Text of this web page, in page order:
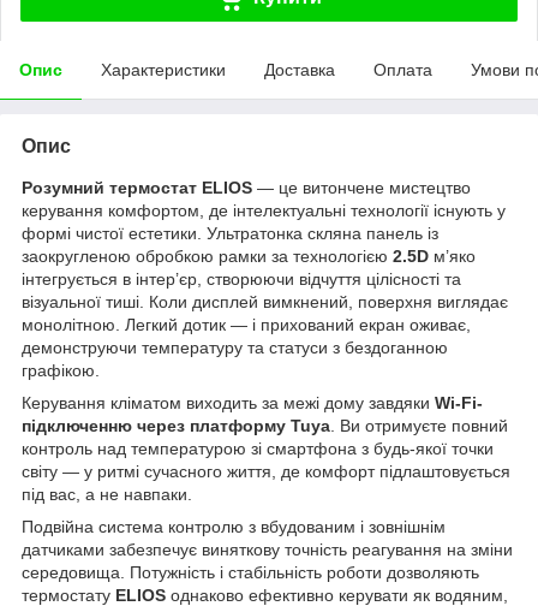
Опис Характеристики Доставка Оплата Умови
Опис
Розумний термостат ELIOS — це витончене мистецтво
керування комфортом, де інтелектуальні технології існують у
формі чистої естетики. Ультратонка скляна панель із
заокругленою обробкою рамки за технологією 2.5D м’яко
інтегрується в інтер’єр, створюючи відчуття цілісності та
візуальної тиші. Коли дисплей вимкнений, поверхня виглядає
монолітною. Легкий дотик — і прихований екран оживає,
демонструючи температуру та статуси з бездоганною
графікою.
Керування кліматом виходить за межі дому завдяки Wi-Fi-
підключенню через платформу Tuya . Ви отримуєте повний
контроль над температурою зі смартфона з будь-якої точки
світу — у ритмі сучасного життя, де комфорт підлаштовується
під вас, а не навпаки.
Подвійна система контролю з вбудованим і зовнішнім
датчиками забезпечує виняткову точність реагування на зміни
середовища. Потужність і стабільність роботи дозволяють
термостату ELIOS однаково ефективно керувати як водяним,